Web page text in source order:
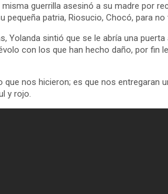
guerrilla asesinó a su madre por
patria, Riosucio, Chocó, para
Yolanda sintió que se le abría una
con los que han hecho daño, por fin
nos hicieron; es que nos entregaran
y rojo.